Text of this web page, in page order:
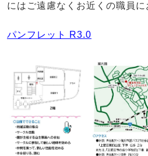
にはご遠慮なくお近くの職員に
パンフレット R3.0